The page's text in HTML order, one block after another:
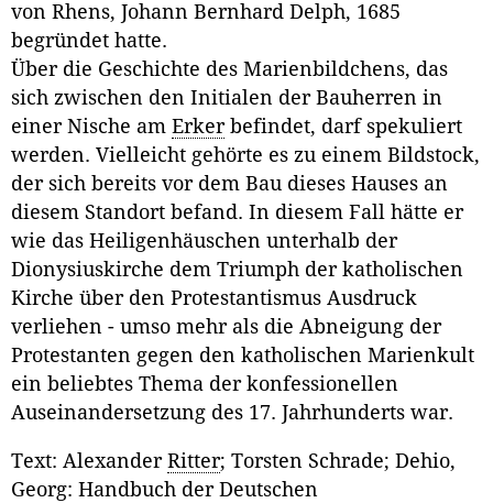
von Rhens, Johann Bernhard Delph, 1685
begründet hatte.
Über die Geschichte des Marienbildchens, das
sich zwischen den Initialen der Bauherren in
einer Nische am Erkerbefindet, darf spekuliert
werden. Vielleicht gehörte es zu einem Bildstock,
der sich bereits vor dem Bau dieses Hauses an
diesem Standort befand. In diesem Fall hätte er
wie das Heiligenhäuschen unterhalb der
Dionysiuskirche dem Triumph der katholischen
Kirche über den Protestantismus Ausdruck
verliehen - umso mehr als die Abneigung der
Protestanten gegen den katholischen Marienkult
ein beliebtes Thema der konfessionellen
Auseinandersetzung des 17. Jahrhunderts war.
Text: Alexander Ritter; Torsten Schrade; Dehio,
Georg: Handbuch der Deutschen